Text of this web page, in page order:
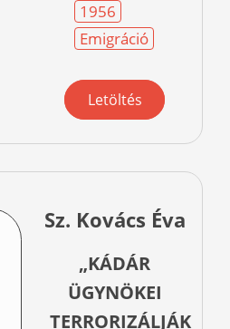
1956
Emigráció
Letöltés
Sz. Kovács Éva
„KÁDÁR
ÜGYNÖKEI
TERRORIZÁLJÁK